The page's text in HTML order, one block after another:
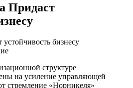
Придаст
структуре
на усиление управляющей
стремление «Норникеля»